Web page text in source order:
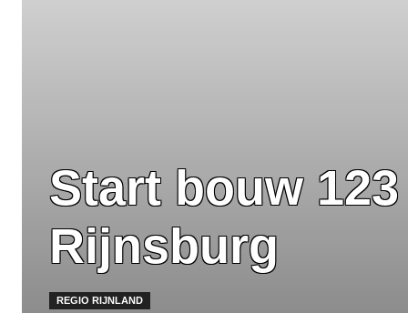
Start bouw
Rijnsburg
REGIO RIJNLAND